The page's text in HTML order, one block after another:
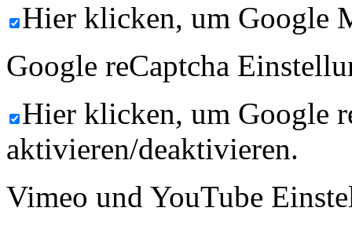
Hier klicken, um Google
Google reCaptcha
Hier klicken, um Google
aktivieren/deaktivieren.
Vimeo und YouTube